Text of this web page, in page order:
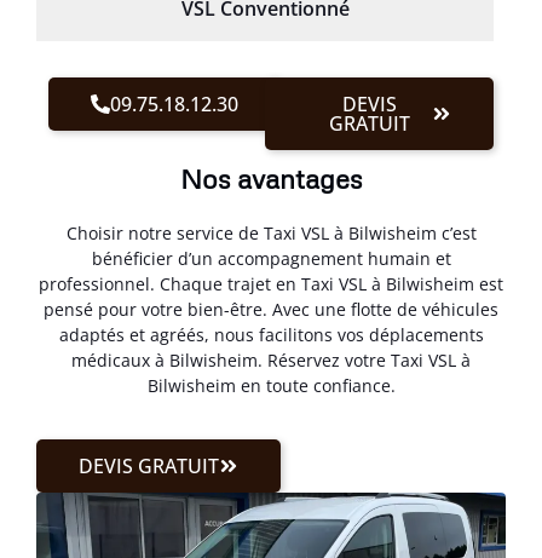
VSL Conventionné
09.75.18.12.30 DEVIS
GRATUIT
Nos avantages
Choisir notre service de Taxi VSL à Bilwisheim c’est
bénéficier d’un accompagnement humain et
professionnel. Chaque trajet en Taxi VSL à Bilwisheim est
pensé pour votre bien-être. Avec une flotte de véhicules
adaptés et agréés, nous facilitons vos déplacements
médicaux à Bilwisheim. Réservez votre Taxi VSL à
Bilwisheim en toute confiance.
DEVIS GRATUIT